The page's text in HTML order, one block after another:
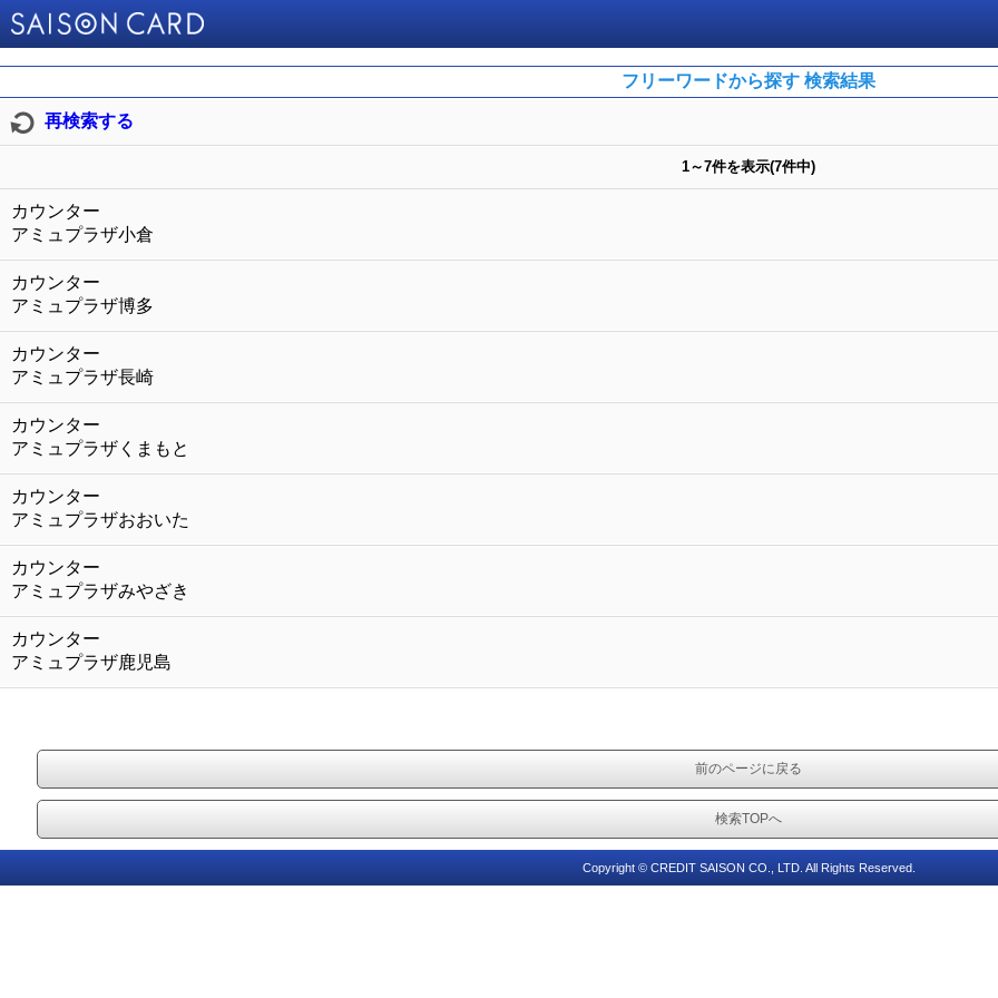
フリーワードから探す 検索結果
再検索する
1～7件を表示(7件中)
カウンター
アミュプラザ小倉
カウンター
アミュプラザ博多
カウンター
アミュプラザ長崎
カウンター
アミュプラザくまもと
カウンター
アミュプラザおおいた
カウンター
アミュプラザみやざき
カウンター
アミュプラザ鹿児島
前のページに戻る
検索TOPへ
Copyright © CREDIT SAISON CO., LTD. All Rights Reserved.